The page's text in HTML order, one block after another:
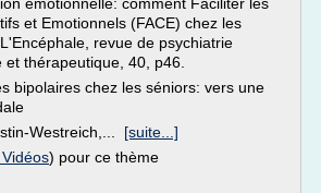
et Emotionnels (FACE) chez les
revue de psychiatrie
thérapeutique, 40, p46.
bipolaires chez les séniors: vers une
Westreich,... [suite...]
Vidéos) pour ce thème